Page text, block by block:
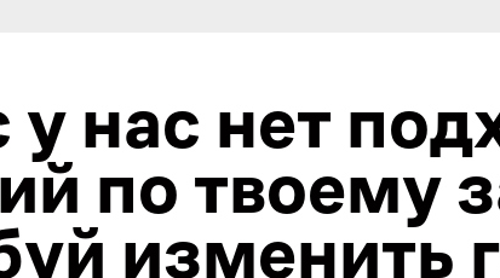
у нас нет
по твоему
изменить